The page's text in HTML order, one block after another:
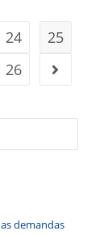
24
25
26
Ir para a
a
demandas